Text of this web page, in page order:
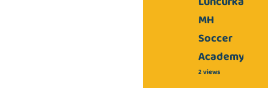
MH
Soccer
Academy
2 views